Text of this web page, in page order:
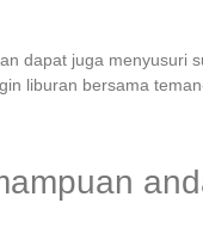
dapat juga
liburan bersama